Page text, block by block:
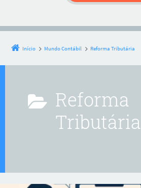
Início Mundo Contábil Reforma Tributária
Reforma
Tributária